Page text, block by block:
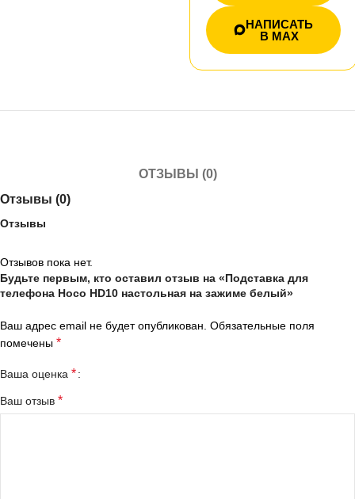
НАПИСАТЬ
В MAX
ОТЗЫВЫ (0)
Отзывы (0)
Отзывы
Отзывов пока нет.
Будьте первым, кто оставил отзыв на «Подставка для
телефона Hoco HD10 настольная на зажиме белый»
Ваш адрес email не будет опубликован. Обязательные поля
помечены *
Ваша оценка *
Ваш отзыв *